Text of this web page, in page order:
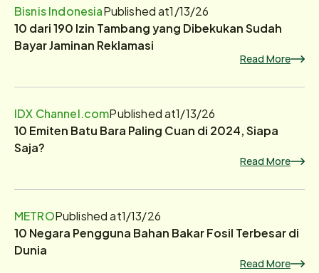
Bisnis IndonesiaPublished at1/13/26
10 dari 190 Izin Tambang yang Dibekukan Sudah
Bayar Jaminan Reklamasi
Read More
IDX Channel.comPublished at1/13/26
10 Emiten Batu Bara Paling Cuan di 2024, Siapa
Saja?
Read More
METROPublished at1/13/26
10 Negara Pengguna Bahan Bakar Fosil Terbesar di
Dunia
Read More